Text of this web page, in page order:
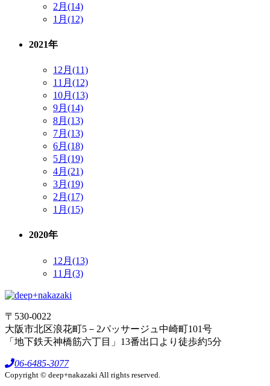
2月(14)
1月(12)
2021年
12月(11)
11月(12)
10月(13)
9月(14)
8月(13)
7月(13)
6月(18)
5月(19)
4月(21)
3月(19)
2月(17)
1月(15)
2020年
12月(13)
11月(3)
〒530-0022
大阪市北区浪花町5－2パッサージュ中崎町101号
「地下鉄天神橋筋六丁目」13番出口より徒歩約5分
06-6485-3077
Copyright © deep+nakazaki All rights reserved.